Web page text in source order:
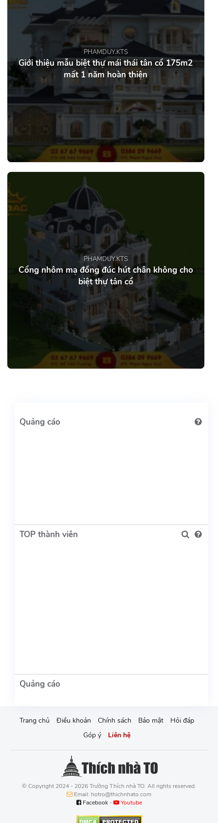
PHAMDUY.KTS
Giới thiệu mẫu biệt thự mái thái tân cổ 175m2
mất 1 năm hoàn thiện
PHAMDUY.KTS
Cổng nhôm mạ đồng đúc hút chân không cho
biệt thự tân cổ
TOP thành viên
Trang chủ Điều khoản Chính sách Bảo mật
Hỏi đáp
Góp ý
Liên hệ
© Copyright 2024 - 2026 Trường Thích nhà TO. All rights reserved.
Email: hotro@thichnhato.com
Facebook- Youtube